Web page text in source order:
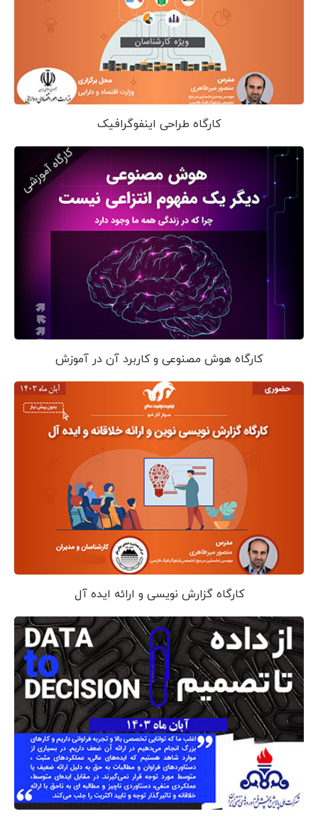
کارگاه طراحی اینفوگرافیک
کارگاه هوش مصنوعی و کاربرد آن در آموزش
کارگاه گزارش نویسی و ارائه ایده آل